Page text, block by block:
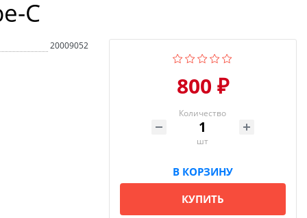
C
20009052
800 ₽
Количество
шт
В КОРЗИНУ
КУПИТЬ